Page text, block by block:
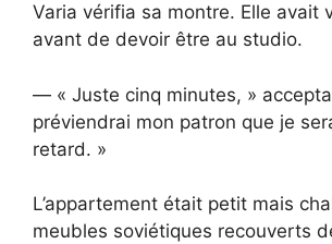
Varia vérifia sa montre. Elle avait
avant de devoir être au studio.
— « Juste cinq minutes, »
préviendrai mon patron que je
retard. »
L’appartement était petit mais
meubles soviétiques recouverts